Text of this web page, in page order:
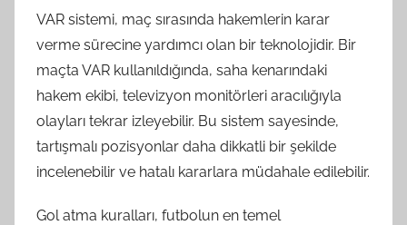
VAR sistemi, maç sırasında hakemlerin karar
verme sürecine yardımcı olan bir teknolojidir. Bir
maçta VAR kullanıldığında, saha kenarındaki
hakem ekibi, televizyon monitörleri aracılığıyla
olayları tekrar izleyebilir. Bu sistem sayesinde,
tartışmalı pozisyonlar daha dikkatli bir şekilde
incelenebilir ve hatalı kararlara müdahale edilebilir.
Gol atma kuralları, futbolun en temel